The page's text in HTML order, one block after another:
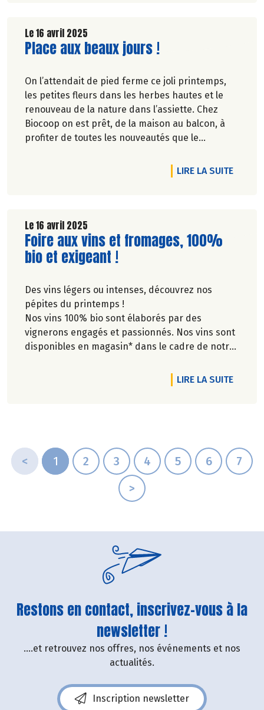
Découvrez celui de Mai 2025 !
Le 16 avril 2025
Lire la suite de l'article
Place aux beaux jours !
On l’attendait de pied ferme ce joli printemps,
les petites fleurs dans les herbes hautes et le
renouveau de la nature dans l’assiette. Chez
Biocoop on est prêt, de la maison au balcon, à
profiter de toutes les nouveautés que le
LIRE LA SUITEDE
Le 16 avril 2025
Lire la suite de l'article
Foire aux vins et fromages, 100%
bio et exigeant !
Des vins légers ou intenses, découvrez nos
pépites du printemps !
Nos vins 100% bio sont élaborés par des
vignerons engagés et passionnés. Nos vins sont
disponibles en magasin* dans le cadre de notre
fromages... 100% bio, évidemment !. Les
informations sur les appellations, les modes de
amateurs.
LIRE LA SUITEDE
< 1 2 3 4 5 6
7
>
Restons en contact, inscrivez-vous à la
newsletter !
....et retrouvez nos offres, nos événements et nos
actualités.
Inscription newsletter